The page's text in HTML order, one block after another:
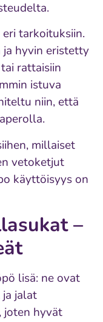
eri tarkoituksiin.
ja hyvin eristetty
rattaisiin
istuva
niin, että
millaiset
vetoketjut
käyttöisyys on
–
lisä: ne ovat
jalat
joten hyvät